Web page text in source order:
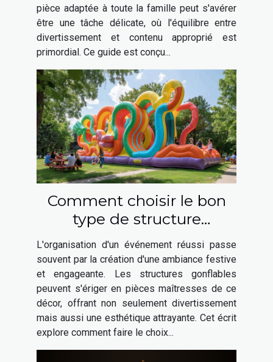
pièce adaptée à toute la famille peut s'avérer
être une tâche délicate, où l'équilibre entre
divertissement et contenu approprié est
primordial. Ce guide est conçu...
Comment choisir le bon
type de structure
gonflable pour votre
événement
L'organisation d'un événement réussi passe
souvent par la création d'une ambiance festive
et engageante. Les structures gonflables
peuvent s'ériger en pièces maîtresses de ce
décor, offrant non seulement divertissement
mais aussi une esthétique attrayante. Cet écrit
explore comment faire le choix...